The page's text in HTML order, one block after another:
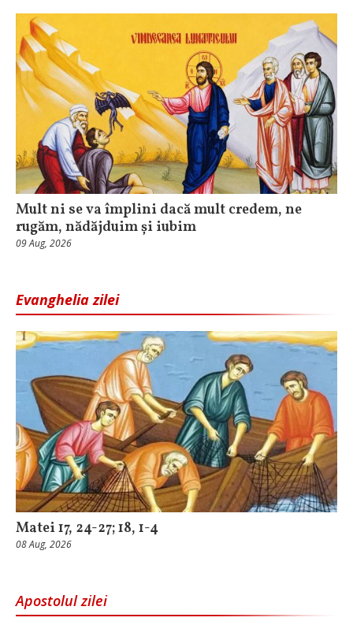
Mult ni se va împlini dacă mult credem, ne
rugăm, nădăjduim și iubim
09 Aug, 2026
Evanghelia zilei
Matei 17, 24-27; 18, 1-4
08 Aug, 2026
Apostolul zilei